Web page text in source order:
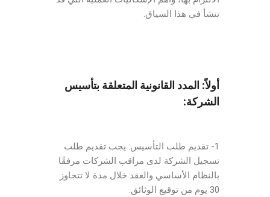
تنشأ في هذا السياق.
أولاً: المدد القانونية المتعلقة بتأسيس
الشركة:
1- تقديم طلب التأسيس: يجب تقديم طلب
تسجيل الشركة لدى مراقب الشركات مرفقًا
بالنظام الأساسي والعقد خلال مدة لا تتجاوز
30 يوم من توقيع الوثائق.